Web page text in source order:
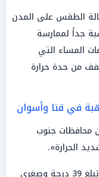
الطقس على المدن
جداً لممارسة
المساء التي
من حدة حرارة
في قنا وأسوان
محافظات جنوب
الحرارة».